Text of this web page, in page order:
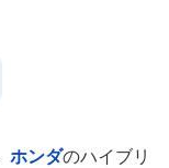
ホンダのハイブリ